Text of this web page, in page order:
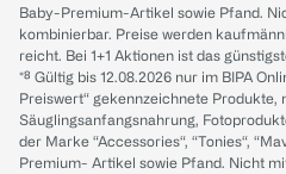
Baby-Premium-Artikel sowie Pfand.
kombinierbar. Preise werden
reicht. Bei 1+1 Aktionen ist das
*⁸ Gültig bis 12.08.2026 nur im BIPA
Preiswert“ gekennzeichnete Produkte,
Säuglingsanfangsnahrung,
der Marke “Accessories“, “Tonies“,
Premium- Artikel sowie Pfand. Nicht